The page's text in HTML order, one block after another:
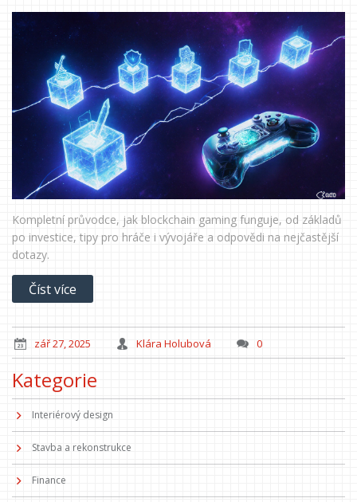
Kompletní průvodce, jak blockchain gaming funguje, od základů
po investice, tipy pro hráče i vývojáře a odpovědi na nejčastější
dotazy.
Číst více
zář 27, 2025 Klára Holubová 0
Kategorie
Interiérový design
Stavba a rekonstrukce
Finance